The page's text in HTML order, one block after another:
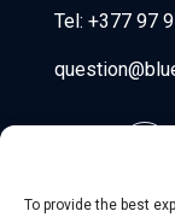
To provide the best
Tel: +377 97